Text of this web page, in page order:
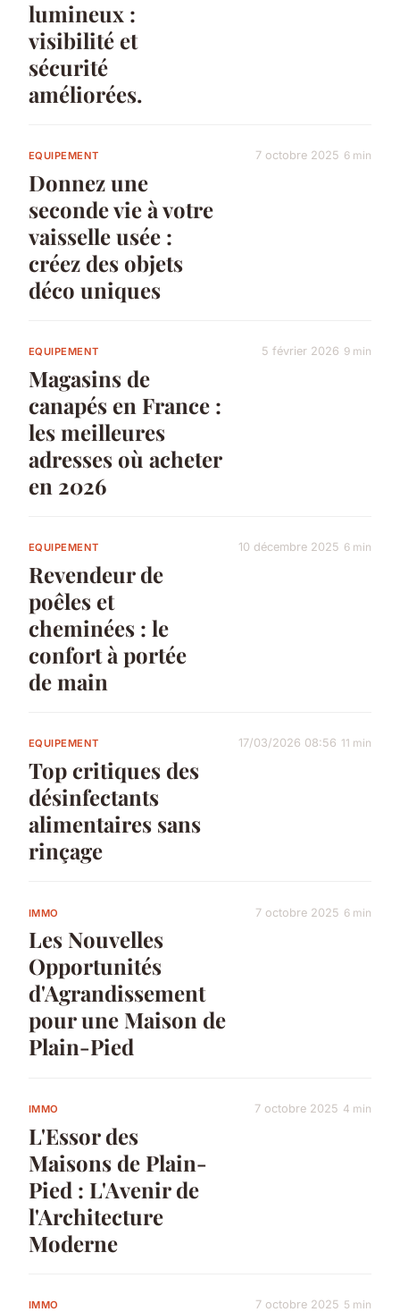
lumineux :
visibilité et
sécurité
améliorées.
EQUIPEMENT
Donnez une
seconde vie à votre
vaisselle usée :
créez des objets
déco uniques
7 octobre 2025 6 min
EQUIPEMENT
Magasins de
canapés en France :
les meilleures
adresses où acheter
en 2026
5 février 2026 9 min
EQUIPEMENT
Revendeur de
poêles et
cheminées : le
confort à portée
de main
10 décembre 2025 6 min
EQUIPEMENT
Top critiques des
désinfectants
alimentaires sans
rinçage
17/03/2026 08:56 11 min
IMMO
Les Nouvelles
Opportunités
d'Agrandissement
pour une Maison de
Plain-Pied
7 octobre 2025 6 min
IMMO
L'Essor des
Maisons de Plain-
Pied : L'Avenir de
l'Architecture
Moderne
7 octobre 2025 4 min
IMMO 7 octobre 2025 5 min